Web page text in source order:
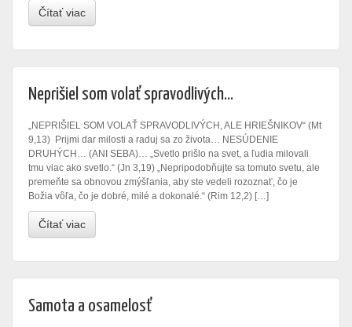
Čítať viac
Neprišiel som volať spravodlivých…
„NEPRIŠIEL SOM VOLAŤ SPRAVODLIVÝCH, ALE HRIEŠNIKOV“ (Mt
9,13) Prijmi dar milosti a raduj sa zo života… NESÚDENIE
DRUHÝCH… (ANI SEBA)… „Svetlo prišlo na svet, a ľudia milovali
tmu viac ako svetlo.“ (Jn 3,19) „Nepripodobňujte sa tomuto svetu, ale
premeňte sa obnovou zmýšľania, aby ste vedeli rozoznať, čo je
Božia vôľa, čo je dobré, milé a dokonalé.“ (Rim 12,2) […]
Čítať viac
Samota a osamelosť